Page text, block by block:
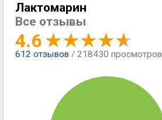
Лактомарин
Все отзывы
4.6
612 отзывов / 218430 просмотров